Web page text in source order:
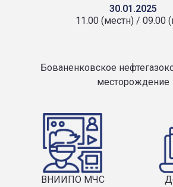
30.01.2025
11.00 (местн) / 09.00
Бованенковское
месторождение
ВНИИПО МЧС